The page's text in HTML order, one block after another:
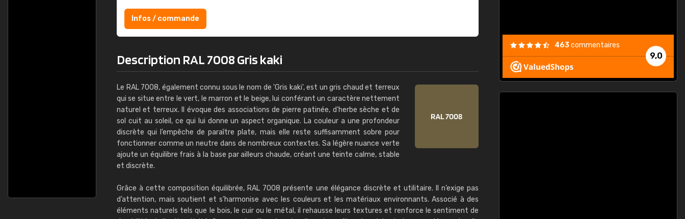
Infos / commande
Description RAL 7008 Gris kaki
Le RAL 7008, également connu sous le nom de 'Gris kaki', est un gris chaud et terreux
qui se situe entre le vert, le marron et le beige, lui conférant un caractère nettement
naturel et terreux. Il évoque des associations de pierre patinée, d’herbe sèche et de
sol cuit au soleil, ce qui lui donne un aspect organique. La couleur a une profondeur
discrète qui l’empêche de paraître plate, mais elle reste suffisamment sobre pour
fonctionner comme un neutre dans de nombreux contextes. Sa légère nuance verte
ajoute un équilibre frais à la base par ailleurs chaude, créant une teinte calme, stable
et discrète.
Grâce à cette composition équilibrée, RAL 7008 présente une élégance discrète et utilitaire. Il n’exige pas
d’attention, mais soutient et s’harmonise avec les couleurs et les matériaux environnants. Associé à des
éléments naturels tels que le bois, le cuir ou le métal, il rehausse leurs textures et renforce le sentiment de
9,0
463commentaires